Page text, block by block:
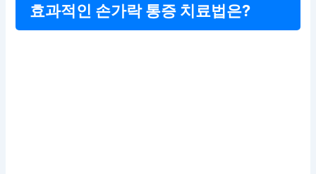
효과적인 손가락 통증 치료법은?